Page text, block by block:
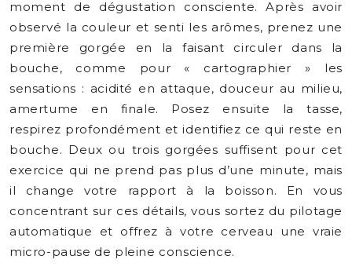
moment de dégustation consciente. Après avoir
observé la couleur et senti les arômes, prenez une
première gorgée en la faisant circuler dans la
bouche, comme pour « cartographier » les
sensations : acidité en attaque, douceur au milieu,
amertume en finale. Posez ensuite la tasse,
respirez profondément et identifiez ce qui reste en
bouche. Deux ou trois gorgées suffisent pour cet
exercice qui ne prend pas plus d’une minute, mais
il change votre rapport à la boisson. En vous
concentrant sur ces détails, vous sortez du pilotage
automatique et offrez à votre cerveau une vraie
micro-pause de pleine conscience.